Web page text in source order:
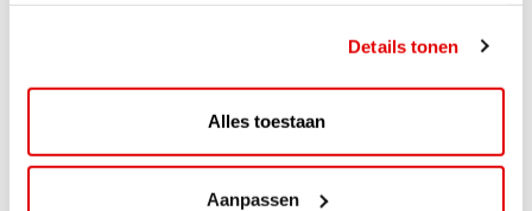
Details tonen
Alles toestaan
Aanpassen
ViaLuxury Hotels
Toe aan een ontspannen nachtje...